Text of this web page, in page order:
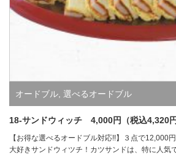
オードブル, 選べるオードブル
18-サンドウィッチ 4,000円（税込4,320円
【お得な選べるオードブル対応!!】３点で12,000
大好きサンドウィツチ！カツサンドは、特に人気